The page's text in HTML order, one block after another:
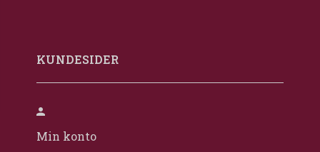
KUNDESIDER
Min konto